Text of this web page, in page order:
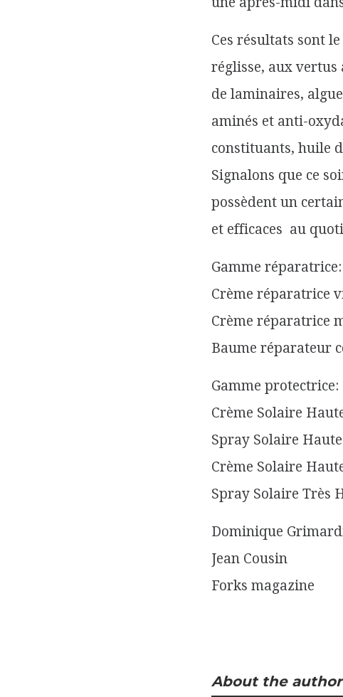
Ces résultats sont
réglisse, aux vertus
de laminaires,
aminés et anti-
constituants, huile
Signalons que ce
possèdent un
et efficaces au
Gamme réparatrice:
Crème réparatrice
Crème réparatrice
Baume réparateur
Gamme protectrice:
Crème Solaire
Spray Solaire
Crème Solaire
Spray Solaire Très
Dominique
Jean Cousin
Forks magazine
About the author